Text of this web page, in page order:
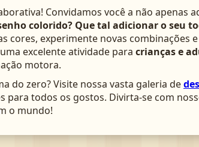
Convidamos você a não apenas
colorido? Que tal adicionar o seu
cores, experimente novas combinações e
excelente atividade para crianças e
motora.
do zero? Visite nossa vasta galeria de
para todos os gostos. Divirta-se com
o mundo!